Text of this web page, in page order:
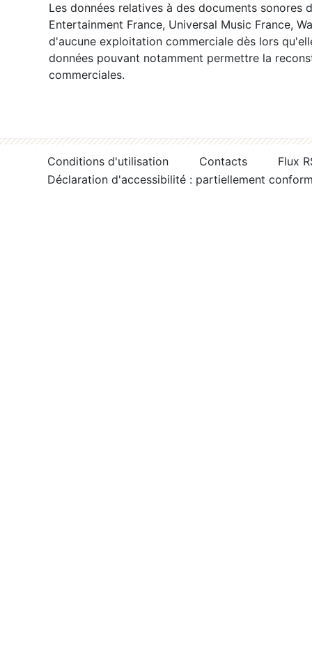
Les données relatives à des documents sonores
Entertainment France, Universal Music France,
d'aucune exploitation commerciale dès lors
données pouvant notamment permettre la
commerciales.
Conditions d'utilisation Contacts
Flux
Déclaration d'accessibilité : partiellement